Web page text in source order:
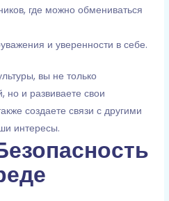
где можно обмениваться
и уверенности в себе.
вы не только
но и развиваете свои
создаете связи с другими
интересы.